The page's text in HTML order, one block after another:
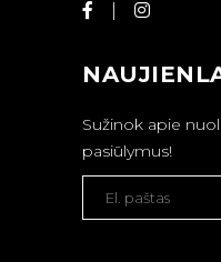
Sužinok apie
pasiūlymus!